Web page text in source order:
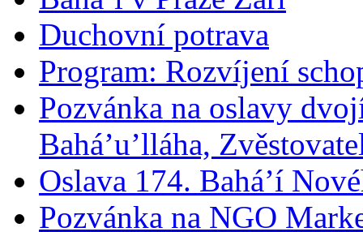
Duchovní potrava
Program: Rozvíjení
Pozvánka na oslavy
Bahá’u’lláha,
Oslava 174. Bahá’í
Pozvánka na NGO